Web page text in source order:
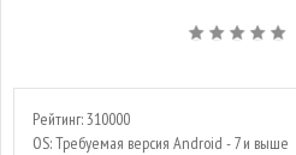
Рейтинг: 310000
OS: Требуемая версия Android - 7 и выше